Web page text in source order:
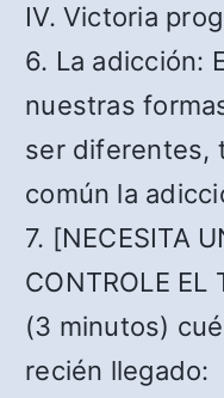
IV. Victoria
6. La adicción:
nuestras
ser diferentes,
común la
7. [NECESITA
CONTROLE
(3 minutos)
recién llegado: